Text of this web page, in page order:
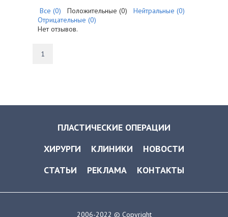
Все (0) Положительные (0) Нейтральные (0)
Отрицательные (0)
Нет отзывов.
1
ПЛАСТИЧЕСКИЕ ОПЕРАЦИИ
ХИРУРГИ
КЛИНИКИ
НОВОСТИ
СТАТЬИ
РЕКЛАМА КОНТАКТЫ
2006-2022 © Copyright